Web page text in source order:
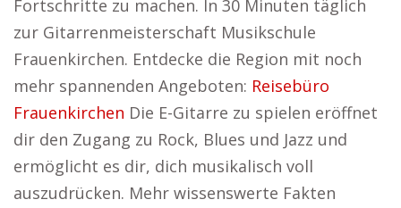
Fortschritte zu machen. In 30 Minuten täglich
zur Gitarrenmeisterschaft Musikschule
Frauenkirchen. Entdecke die Region mit noch
mehr spannenden Angeboten: Reisebüro
Frauenkirchen Die E-Gitarre zu spielen eröffnet
dir den Zugang zu Rock, Blues und Jazz und
ermöglicht es dir, dich musikalisch voll
auszudrücken. Mehr wissenswerte Fakten